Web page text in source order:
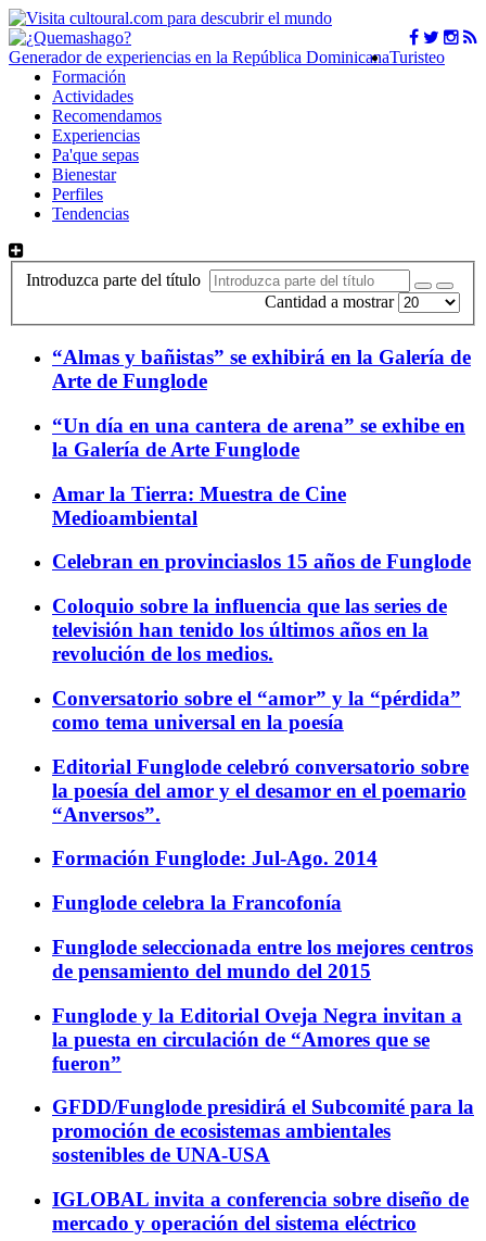
Generador de experiencias en la República DominicanaTuristeo
Formación
Actividades
Recomendamos
Experiencias
Pa'que sepas
Bienestar
Perfiles
Tendencias
Introduzca parte del título
Cantidad a mostrar
“Almas y bañistas” se exhibirá en la Galería de
Arte de Funglode
“Un día en una cantera de arena” se exhibe en
la Galería de Arte Funglode
Amar la Tierra: Muestra de Cine
Medioambiental
Celebran en provinciaslos 15 años de Funglode
Coloquio sobre la influencia que las series de
televisión han tenido los últimos años en la
revolución de los medios.
Conversatorio sobre el “amor” y la “pérdida”
como tema universal en la poesía
Editorial Funglode celebró conversatorio sobre
la poesía del amor y el desamor en el poemario
“Anversos”.
Formación Funglode: Jul-Ago. 2014
Funglode celebra la Francofonía
Funglode seleccionada entre los mejores centros
de pensamiento del mundo del 2015
Funglode y la Editorial Oveja Negra invitan a
la puesta en circulación de “Amores que se
fueron”
GFDD/Funglode presidirá el Subcomité para la
promoción de ecosistemas ambientales
sostenibles de UNA-USA
IGLOBAL invita a conferencia sobre diseño de
mercado y operación del sistema eléctrico